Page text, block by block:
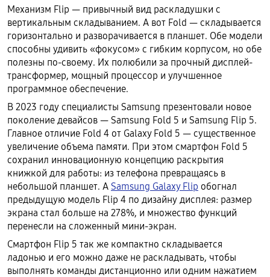
Механизм Flip — привычный вид раскладушки с
вертикальным складыванием. А вот Fold — складывается
горизонтально и разворачивается в планшет. Обе модели
способны удивить «фокусом» с гибким корпусом, но обе
полезны по-своему. Их полюбили за прочный дисплей-
трансформер, мощный процессор и улучшенное
программное обеспечение.
В 2023 году специалисты Samsung презентовали новое
поколение девайсов — Samsung Fold 5 и Samsung Flip 5.
Главное отличие Fold 4 от Galaxy Fold 5 — существенное
увеличение объема памяти. При этом смартфон Fold 5
сохранил инновационную концепцию раскрытия
книжкой для работы: из телефона превращаясь в
небольшой планшет. А Samsung Galaxy Flip обогнал
предыдущую модель Flip 4 по дизайну дисплея: размер
экрана стал больше на 278%, и множество функций
перенесли на сложенный мини-экран.
Смартфон Flip 5 так же компактно складывается
ладонью и его можно даже не раскладывать, чтобы
выполнять команды дистанционно или одним нажатием